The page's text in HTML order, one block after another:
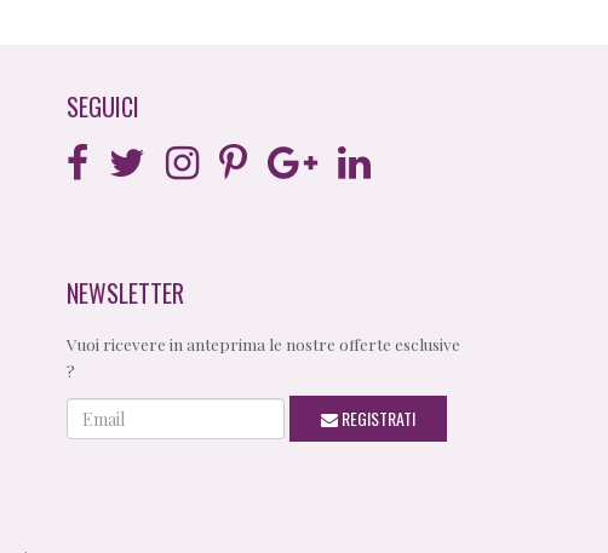
SEGUICI
NEWSLETTER
Vuoi ricevere in anteprima le nostre offerte esclusive
?
Email REGISTRATI